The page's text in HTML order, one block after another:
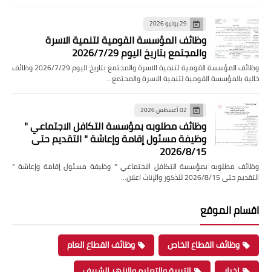
29 يوليو 2026
وظائف المؤسسة القومية لتنمية الاسرة
والمجتمع بتاريخ اليوم 2026/7/29
وظائف المؤسسة القومية لتنمية الاسرة والمجتمع بتاريخ اليوم 2026/7/29 وظائف
خالية بالمؤسسة القومية لتنمية الاسرة والمجتمع…
02 أغسطس 2026
وظائف مطلوبه بمؤسسة التكافل الاجتماعي "
وظيفة مسئول إقامة وإعاشة " التقديم حتى
2026/8/15
وظائف مطلوبه بمؤسسة التكافل الاجتماعي " وظيفة مسئول إقامة وإعاشة "
التقديم حتى 2026/8/15 للذكور والإناث اعلان…
اقسام الموقع
وظائف القطاع الخاص
وظائف القطاع العام